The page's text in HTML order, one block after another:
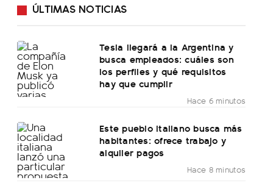
ÚLTIMAS NOTICIAS
Tesla llegará a la Argentina y
busca empleados: cuáles son
los perfiles y qué requisitos
hay que cumplir
Hace 6 minutos
Este pueblo italiano busca más
habitantes: ofrece trabajo y
alquiler pagos
Hace 8 minutos